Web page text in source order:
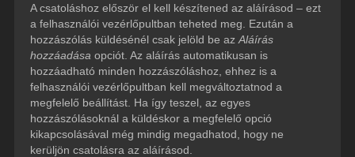
A csatoláshoz először el kell készítened az aláírásod – ezt
a felhasználói vezérlőpultban teheted meg. Ezután a
hozzászólás küldésénél csak jelöld be az Aláírás
hozzáadása opciót. Az aláírás automatikusan is
hozzáadható minden hozzászóláshoz, ehhez is a
felhasználói vezérlőpultban kell megváltoztatnod a
megfelelő beállítást. Ha így teszel, az egyes
hozzászólásoknál a küldéskor a megfelelő opció
kikapcsolásával még mindig megadhatod, hogy ne
kerüljön csatolásra az aláírásod.